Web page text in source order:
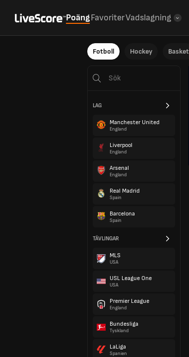
PoängFavoriterVadslagning
Fotboll Hockey Basket
LAG
Manchester United
England
Liverpool
England
Arsenal
England
Real Madrid
Spain
Barcelona
Spain
TÄVLINGAR
MLS
USA
USL League One
USA
Premier League
England
Bundesliga
Tyskland
LaLiga
Spanien